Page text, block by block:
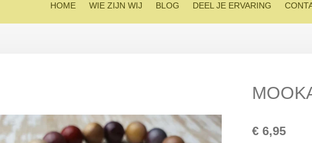
HOME WIE ZIJN WIJ BLOG DEEL JE ERVARING
€ 6,95